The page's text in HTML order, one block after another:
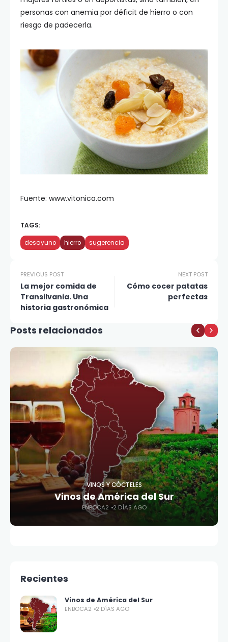
personas con anemia por déficit de hierro o con
riesgo de padecerla.
Fuente: www.vitonica.com
TAGS:
desayuno hierro sugerencia
PREVIOUS POST
La mejor comida de
Transilvania. Una
historia gastronómica
NEXT POST
Cómo cocer patatas
perfectas
Posts relacionados
VINOS Y CÓCTELES
Vinos de América del Sur
ENBOCA2 2 DÍAS AGO
Recientes
Vinos de América del Sur
ENBOCA2 2 DÍAS AGO